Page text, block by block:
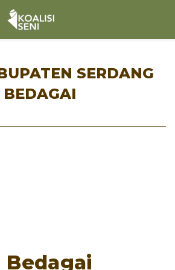
SERDANG
BEDAGAI
Bedagai